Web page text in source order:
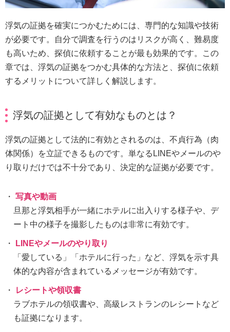
浮気の証拠を確実につかむためには、専門的な知識や技術
が必要です。自分で調査を行うのはリスクが高く、難易度
も高いため、探偵に依頼することが最も効果的です。この
章では、浮気の証拠をつかむ具体的な方法と、探偵に依頼
するメリットについて詳しく解説します。
浮気の証拠として有効なものとは？
浮気の証拠として法的に有効とされるのは、不貞行為（肉
体関係）を立証できるものです。単なるLINEやメールのや
り取りだけでは不十分であり、決定的な証拠が必要です。
写真や動画
旦那と浮気相手が一緒にホテルに出入りする様子や、デ
ート中の様子を撮影したものは非常に有効です。
LINEやメールのやり取り
「愛している」「ホテルに行った」など、浮気を示す具
体的な内容が含まれているメッセージが有効です。
レシートや領収書
ラブホテルの領収書や、高級レストランのレシートなど
も証拠になります。